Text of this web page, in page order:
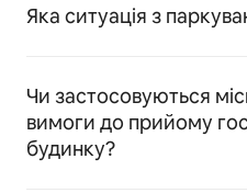
Яка ситуація з
Чи застосовуються
вимоги до прийому
будинку?